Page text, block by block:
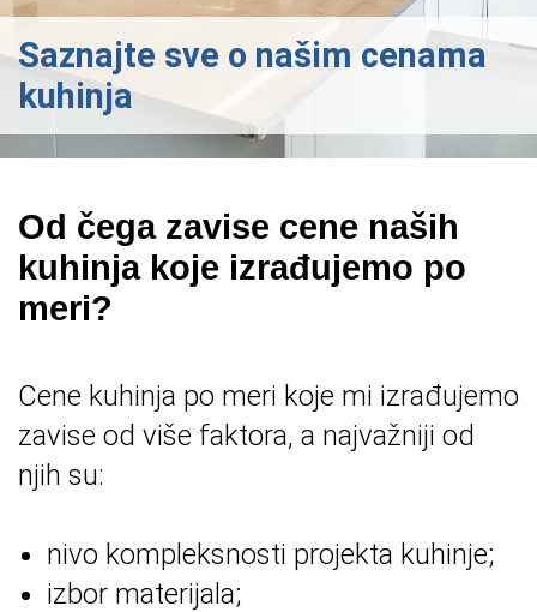
Saznajte sve o našim cenama
kuhinja
Od čega zavise cene naših
kuhinja koje izrađujemo po
meri?
Cene kuhinja po meri koje mi izrađujemo
zavise od više faktora, a najvažniji od
njih su:
nivo kompleksnosti projekta kuhinje;
izbor materijala;